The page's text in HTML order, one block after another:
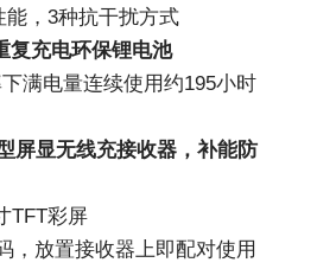
能，3种抗干扰方式
复充电环保锂电池
满电量连续使用约195小时
屏显无线充接收器，补能防
TFT彩屏
，放置接收器上即配对使用